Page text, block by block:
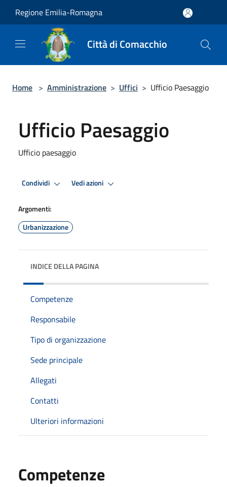
Regione Emilia-Romagna
Città di Comacchio
Home > Amministrazione > Uffici > Ufficio Paesaggio
Ufficio Paesaggio
Ufficio paesaggio
Condividi Vedi azioni
Argomenti:
Urbanizzazione
INDICE DELLA PAGINA
Competenze
Responsabile
Tipo di organizzazione
Sede principale
Allegati
Contatti
Ulteriori informazioni
Competenze